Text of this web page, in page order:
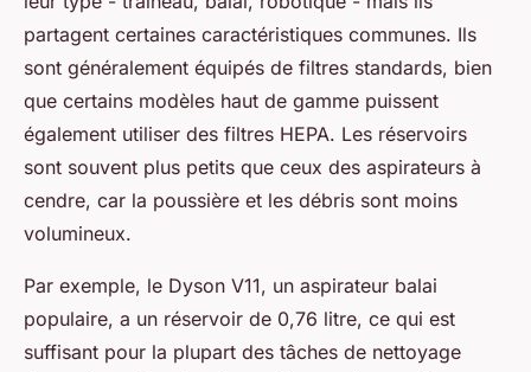
partagent certaines caractéristiques communes. Ils
sont généralement équipés de filtres standards, bien
que certains modèles haut de gamme puissent
également utiliser des filtres HEPA. Les réservoirs
sont souvent plus petits que ceux des aspirateurs à
cendre, car la poussière et les débris sont moins
volumineux.
Par exemple, le Dyson V11, un aspirateur balai
populaire, a un réservoir de 0,76 litre, ce qui est
suffisant pour la plupart des tâches de nettoyage